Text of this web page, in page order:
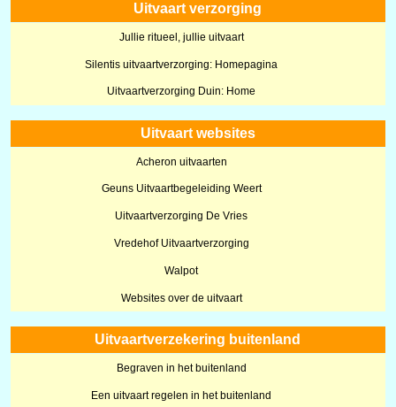
Uitvaart verzorging
Jullie ritueel, jullie uitvaart
Silentis uitvaartverzorging: Homepagina
Uitvaartverzorging Duin: Home
Uitvaart websites
Acheron uitvaarten
Geuns Uitvaartbegeleiding Weert
Uitvaartverzorging De Vries
Vredehof Uitvaartverzorging
Walpot
Websites over de uitvaart
Uitvaartverzekering buitenland
Begraven in het buitenland
Een uitvaart regelen in het buitenland